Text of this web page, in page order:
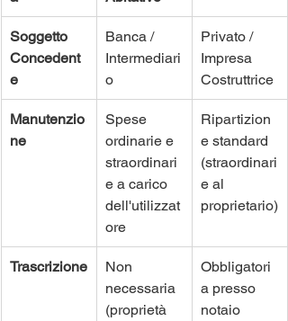
Soggetto
Concedent
e
Banca /
Intermediari
o
Privato /
Impresa
Costruttrice
Manutenzio
ne
Spese
ordinarie e
straordinari
e a carico
dell'utilizzat
ore
Ripartizion
e standard
(straordinari
e al
proprietario)
Trascrizione
Non
necessaria
(proprietà
Obbligatori
a presso
notaio